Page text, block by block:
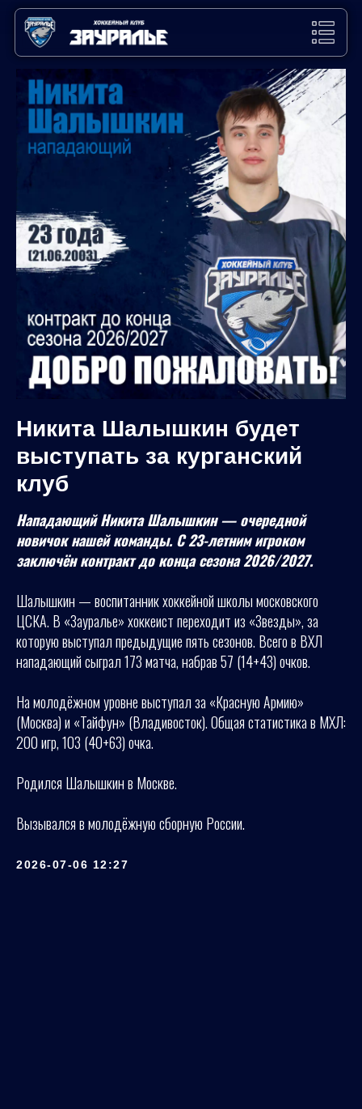
Никита Шалышкин будет
выступать за курганский
клуб
Нападающий Никита Шалышкин — очередной
новичок нашей команды. С 23-летним игроком
заключён контракт до конца сезона 2026/2027.
Шалышкин — воспитанник хоккейной школы московского
ЦСКА. В «Зауралье» хоккеист переходит из «Звезды», за
которую выступал предыдущие пять сезонов. Всего в ВХЛ
нападающий сыграл 173 матча, набрав 57 (14+43) очков.
На молодёжном уровне выступал за «Красную Армию»
(Москва) и «Тайфун» (Владивосток). Общая статистика в МХЛ:
200 игр, 103 (40+63) очка.
Родился Шалышкин в Москве.
Вызывался в молодёжную сборную России.
2026-07-06 12:27